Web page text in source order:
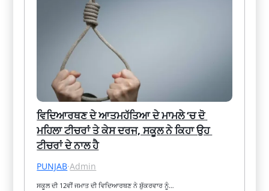
ਵਿਦਿਆਰਥਣ ਦੇ ਆਤਮਹੱਤਿਆ ਦੇ ਮਾਮਲੇ ‘ਚ ਦੋ
ਮਹਿਲਾ ਟੀਚਰਾਂ ਤੇ ਕੇਸ ਦਰਜ, ਸਕੂਲ ਨੇ ਕਿਹਾ ਉਹ
ਟੀਚਰਾਂ ਦੇ ਨਾਲ ਹੈ
PUNJAB·Admin
ਸਕੂਲ ਦੀ 12ਵੀਂ ਜਮਾਤ ਦੀ ਵਿਦਿਆਰਥਣ ਨੇ ਸ਼ੁੱਕਰਵਾਰ ਨੂੰ…